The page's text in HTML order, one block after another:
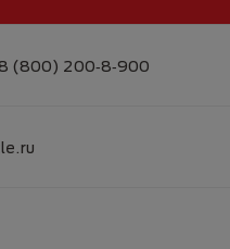
(800) 200‑8‑900